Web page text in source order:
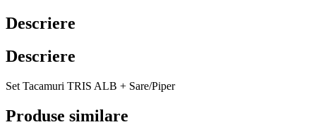
Descriere
Descriere
Set Tacamuri TRIS ALB + Sare/Piper
Produse similare